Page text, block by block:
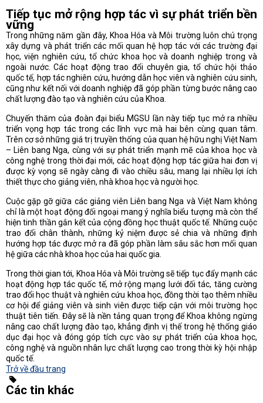
Tiếp tục mở rộng hợp tác vì sự phát triển bền
vững
Trong những năm gần đây, Khoa Hóa và Môi trường luôn chú trọng
xây dựng và phát triển các mối quan hệ hợp tác với các trường đại
học, viện nghiên cứu, tổ chức khoa học và doanh nghiệp trong và
ngoài nước. Các hoạt động trao đổi chuyên gia, tổ chức hội thảo
quốc tế, hợp tác nghiên cứu, hướng dẫn học viên và nghiên cứu sinh,
cũng như kết nối với doanh nghiệp đã góp phần từng bước nâng cao
chất lượng đào tạo và nghiên cứu của Khoa.
Chuyến thăm của đoàn đại biểu MGSU lần này tiếp tục mở ra nhiều
triển vọng hợp tác trong các lĩnh vực mà hai bên cùng quan tâm.
Trên cơ sở những giá trị truyền thống của quan hệ hữu nghị Việt Nam
– Liên bang Nga, cùng với sự phát triển mạnh mẽ của khoa học và
công nghệ trong thời đại mới, các hoạt động hợp tác giữa hai đơn vị
được kỳ vọng sẽ ngày càng đi vào chiều sâu, mang lại nhiều lợi ích
thiết thực cho giảng viên, nhà khoa học và người học.
Cuộc gặp gỡ giữa các giảng viên Liên bang Nga và Việt Nam không
chỉ là một hoạt động đối ngoại mang ý nghĩa biểu tượng mà còn thể
hiện tinh thần gắn kết của cộng đồng học thuật quốc tế. Những cuộc
trao đổi chân thành, những kỷ niệm được sẻ chia và những định
hướng hợp tác được mở ra đã góp phần làm sâu sắc hơn mối quan
hệ giữa các nhà khoa học của hai quốc gia.
Trong thời gian tới, Khoa Hóa và Môi trường sẽ tiếp tục đẩy mạnh các
hoạt động hợp tác quốc tế, mở rộng mạng lưới đối tác, tăng cường
trao đổi học thuật và nghiên cứu khoa học, đồng thời tạo thêm nhiều
cơ hội để giảng viên và sinh viên được tiếp cận với môi trường học
thuật tiên tiến. Đây sẽ là nền tảng quan trọng để Khoa không ngừng
nâng cao chất lượng đào tạo, khẳng định vị thế trong hệ thống giáo
dục đại học và đóng góp tích cực vào sự phát triển của khoa học,
công nghệ và nguồn nhân lực chất lượng cao trong thời kỳ hội nhập
quốc tế.
Trở về đầu trang
Các tin khác